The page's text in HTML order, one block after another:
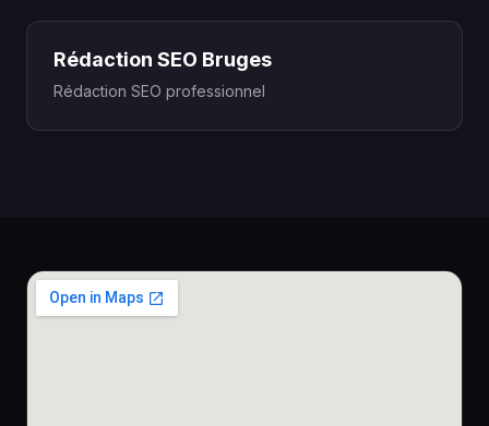
Rédaction SEO Bruges
Rédaction SEO professionnel